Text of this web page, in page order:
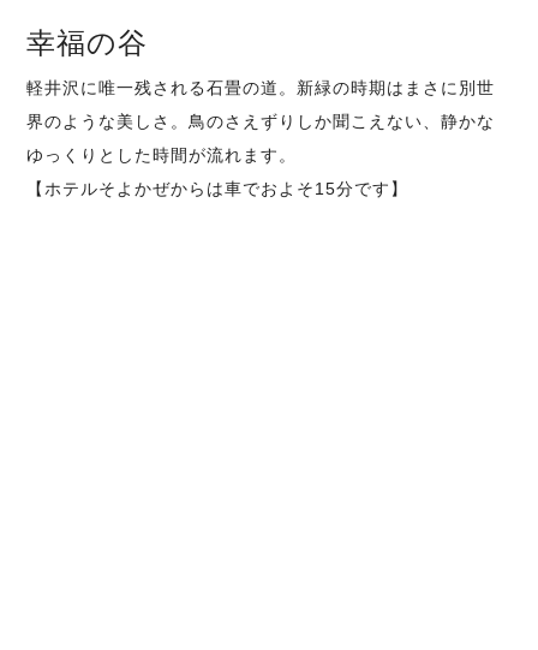
幸福の谷
軽井沢に唯一残される石畳の道。新緑の時期はまさに別世
界のような美しさ。鳥のさえずりしか聞こえない、静かな
ゆっくりとした時間が流れます。
【ホテルそよかぜからは車でおよそ15分です】